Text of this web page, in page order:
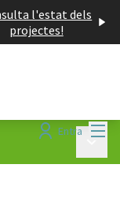
l'estat dels
projectes!
Entra